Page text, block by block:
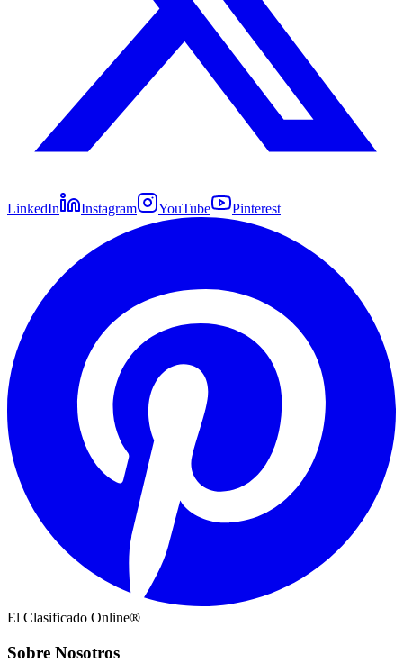
LinkedIn Instagram YouTube Pinterest
El Clasificado Online®
Sobre Nosotros